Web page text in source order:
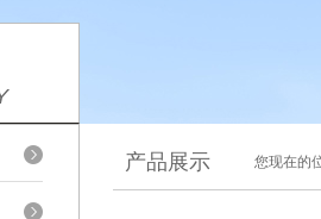
产品展示 您现在的